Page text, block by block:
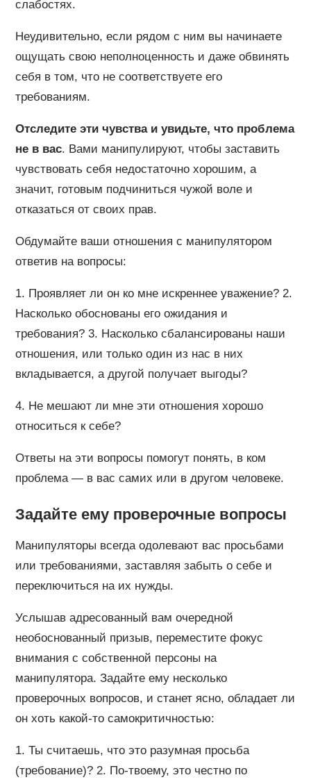
слабостях.
Неудивительно, если рядом с ним вы начинаете
ощущать свою неполноценность и даже обвинять
себя в том, что не соответствуете его
требованиям.
Отследите эти чувства и увидьте, что проблема
не в вас. Вами манипулируют, чтобы заставить
чувствовать себя недостаточно хорошим, а
значит, готовым подчиниться чужой воле и
отказаться от своих прав.
Обдумайте ваши отношения с манипулятором
ответив на вопросы:
1. Проявляет ли он ко мне искреннее уважение? 2.
Насколько обоснованы его ожидания и
требования? 3. Насколько сбалансированы наши
отношения, или только один из нас в них
вкладывается, а другой получает выгоды?
4. Не мешают ли мне эти отношения хорошо
относиться к себе?
Ответы на эти вопросы помогут понять, в ком
проблема — в вас самих или в другом человеке.
Задайте ему проверочные вопросы
Манипуляторы всегда одолевают вас просьбами
или требованиями, заставляя забыть о себе и
переключиться на их нужды.
Услышав адресованный вам очередной
необоснованный призыв, переместите фокус
внимания с собственной персоны на
манипулятора. Задайте ему несколько
проверочных вопросов, и станет ясно, обладает ли
он хоть какой-то самокритичностью:
1. Ты считаешь, что это разумная просьба
(требование)? 2. По-твоему, это честно по